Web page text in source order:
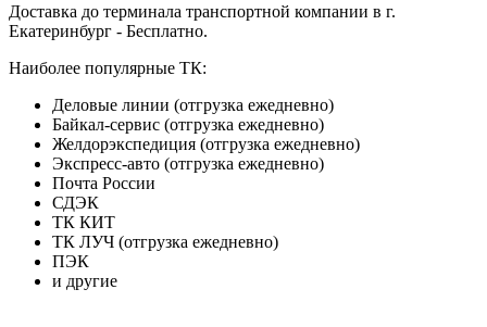
Доставка до терминала транспортной компании в г.
Екатеринбург - Бесплатно.
Наиболее популярные ТК:
Деловые линии (отгрузка ежедневно)
Байкал-сервис (отгрузка ежедневно)
Желдорэкспедиция (отгрузка ежедневно)
Экспресс-авто (отгрузка ежедневно)
Почта России
СДЭК
ТК КИТ
ТК ЛУЧ (отгрузка ежедневно)
ПЭК
и другие